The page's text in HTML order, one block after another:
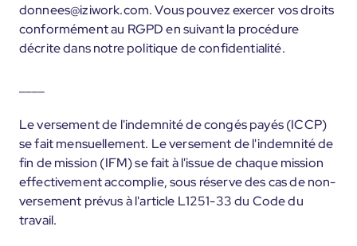
donnees@iziwork.com. Vous pouvez exercer vos droits
conformément au RGPD en suivant la procédure
décrite dans notre politique de confidentialité.
Le versement de l'indemnité de congés payés (ICCP)
se fait mensuellement. Le versement de l'indemnité de
fin de mission (IFM) se fait à l'issue de chaque mission
effectivement accomplie, sous réserve des cas de non-
versement prévus à l'article L1251-33 du Code du
travail.